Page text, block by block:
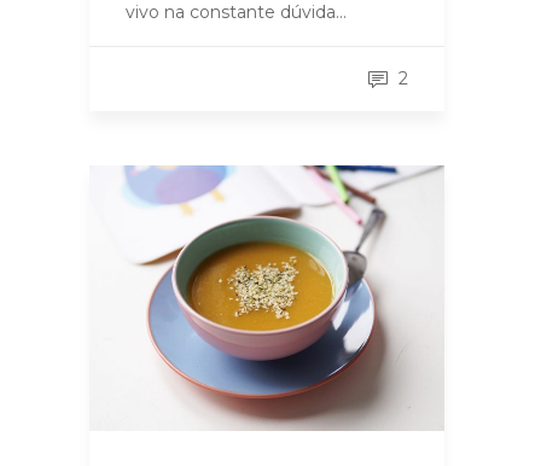
vivo na constante dúvida…
2